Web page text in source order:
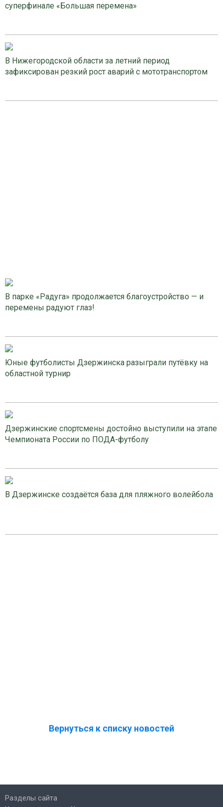
суперфинале «Большая перемена»
В Нижегородской области за летний период
зафиксирован резкий рост аварий с мототранспортом
В парке «Радуга» продолжается благоустройство — и
перемены радуют глаз!
Юные футболисты Дзержинска разыграли путёвку на
областной турнир
Дзержинские спортсмены достойно выступили на этапе
Чемпионата России по ПОДА-футболу
В Дзержинске создаётся база для пляжного волейбола
Вернуться к списку новостей
Разделы сайта